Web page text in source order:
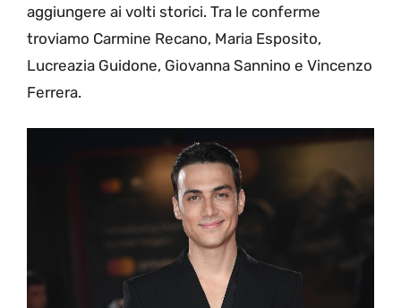
aggiungere ai volti storici. Tra le conferme
troviamo Carmine Recano, Maria Esposito,
Lucreazia Guidone, Giovanna Sannino e Vincenzo
Ferrera.